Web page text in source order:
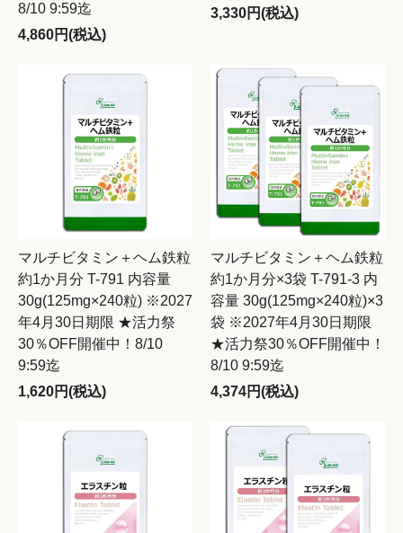
8/10 9:59迄
4,860円(税込)
3,330円(税込)
マルチビタミン＋ヘム鉄粒
約1か月分 T-791 内容量
30g(125mg×240粒) ※2027
年4月30日期限 ★活力祭
30％OFF開催中！8/10
9:59迄
1,620円(税込)
マルチビタミン＋ヘム鉄粒
約1か月分×3袋 T-791-3 内
容量 30g(125mg×240粒)×3
袋 ※2027年4月30日期限
★活力祭30％OFF開催中！
8/10 9:59迄
4,374円(税込)